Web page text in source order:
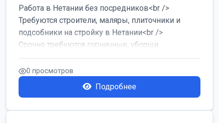
Работа в Нетании без посредников<br />
Требуются строители, маляры, плиточники и
подсобники на стройку в Нетании<br />
Срочно требуются горничные, уборщи...
0 просмотров
Подробнее